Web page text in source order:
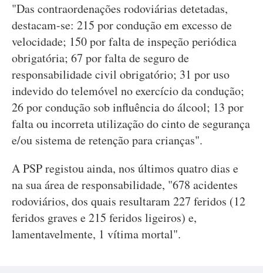
"Das contraordenações rodoviárias detetadas,
destacam-se: 215 por condução em excesso de
velocidade; 150 por falta de inspeção periódica
obrigatória; 67 por falta de seguro de
responsabilidade civil obrigatório; 31 por uso
indevido do telemóvel no exercício da condução;
26 por condução sob influência do álcool; 13 por
falta ou incorreta utilização do cinto de segurança
e/ou sistema de retenção para crianças".
A PSP registou ainda, nos últimos quatro dias e
na sua área de responsabilidade, "678 acidentes
rodoviários, dos quais resultaram 227 feridos (12
feridos graves e 215 feridos ligeiros) e,
lamentavelmente, 1 vítima mortal".